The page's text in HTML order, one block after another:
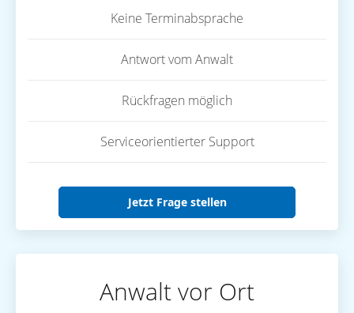
Keine Terminabsprache
Antwort vom Anwalt
Rückfragen möglich
Serviceorientierter Support
Jetzt Frage stellen
Anwalt vor Ort